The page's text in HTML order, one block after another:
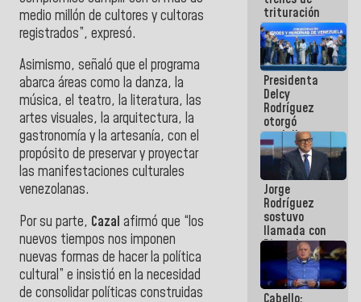
medio millón de cultores y cultoras
registrados”, expresó.
Asimismo, señaló que el programa
abarca áreas como la danza, la
música, el teatro, la literatura, las
artes visuales, la arquitectura, la
gastronomía y la artesanía, con el
propósito de preservar y proyectar
las manifestaciones culturales
venezolanas.
Por su parte, Cazal afirmó que “los
nuevos tiempos nos imponen
nuevas formas de hacer la política
cultural” e insistió en la necesidad
de consolidar políticas construidas
trituración
para
optimizar
manejo de
escombros
en La Guaira
Presidenta
Delcy
Rodríguez
otorgó
medalla
"Héroe de
Venezuela"
a servidores
públicos
Jorge
Rodríguez
sostuvo
llamada con
Dinorah
Figuera y
acuerdan
primer